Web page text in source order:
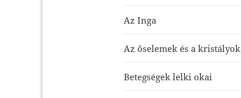
Az Inga
Az őselemek és a kristályok
Betegségek lelki okai